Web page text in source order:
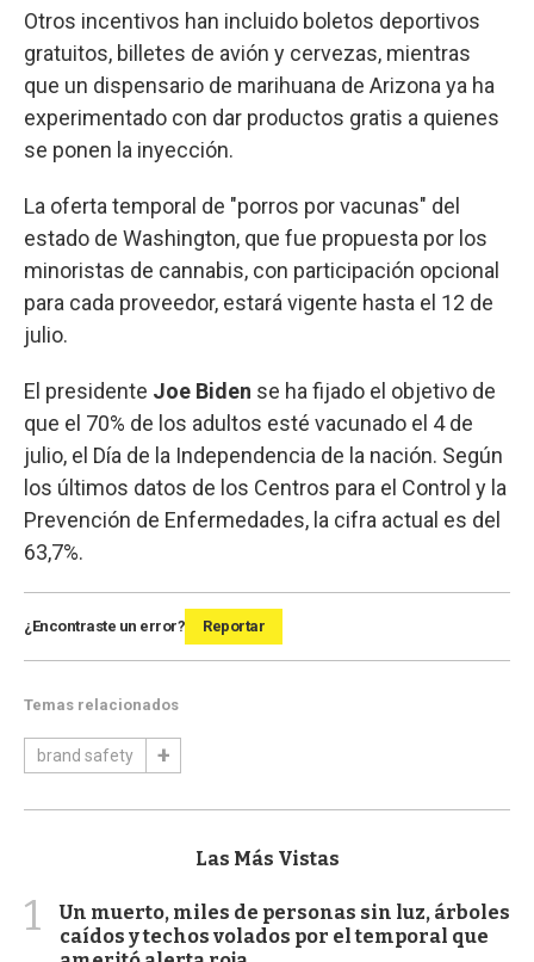
Otros incentivos han incluido boletos deportivos
gratuitos, billetes de avión y cervezas, mientras
que un dispensario de marihuana de Arizona ya ha
experimentado con dar productos gratis a quienes
se ponen la inyección.
La oferta temporal de "porros por vacunas" del
estado de Washington, que fue propuesta por los
minoristas de cannabis, con participación opcional
para cada proveedor, estará vigente hasta el 12 de
julio.
El presidente Joe Biden se ha fijado el objetivo de
que el 70% de los adultos esté vacunado el 4 de
julio, el Día de la Independencia de la nación. Según
los últimos datos de los Centros para el Control y la
Prevención de Enfermedades, la cifra actual es del
63,7%.
¿Encontraste un error? Reportar
Temas relacionados
brand safety
Las Más Vistas
1
Un muerto, miles de personas sin luz, árboles
caídos y techos volados por el temporal que